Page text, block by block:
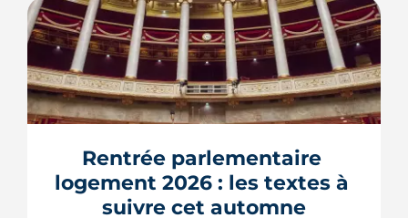
Rentrée parlementaire
logement 2026 : les textes à
suivre cet automne